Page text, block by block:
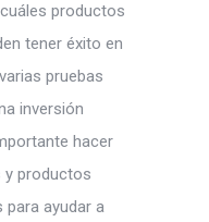
productos
tener éxito en
pruebas
inversión
hacer
y productos
ayudar a